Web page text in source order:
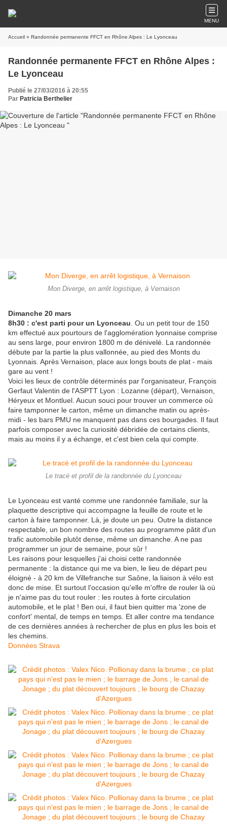
MENU
Accueil » Randonnée permanente FFCT en Rhône Alpes : Le Lyonceau
Randonnée permanente FFCT en Rhône Alpes :
Le Lyonceau
Publié le 27/03/2016 à 20:55
Par Patricia Berthelier
Mon Diverge, en arrêt logistique, à Vernaison
Dimanche 20 mars
8h30 : c'est parti pour un Lyonceau . Ou un petit tour de 150
km effectué aux pourtours de l'agglomération lyonnaise comprise
au sens large, pour environ 1800 m de dénivelé. La randonnée
débute par la partie la plus vallonnée, au pied des Monts du
Lyonnais. Après Vernaison, place aux longs bouts de plat - mais
gare au vent !
Voici les lieux de contrôle déterminés par l'organisateur, François
Gerfaut Valentin de l'ASPTT Lyon : Lozanne (départ), Vernaison,
Héryeux et Montluel. Aucun souci pour trouver un commerce où
faire tamponner le carton, même un dimanche matin ou après-
midi - les bars PMU ne manquent pas dans ces bourgades. Il faut
parfois composer avec la curiosité débridée de certains clients,
mais au moins il y a échange, et c'est bien cela qui compte.
Le tracé et profil de la randonnée du Lyonceau
Le Lyonceau est vanté comme une randonnée familiale, sur la
plaquette descriptive qui accompagne la feuille de route et le
carton à faire tamponner. Là, je doute un peu. Outre la distance
respectable, un bon nombre des routes au programme pâtit d'un
trafic automobile plutôt dense, même un dimanche. A ne pas
programmer un jour de semaine, pour sûr !
Les raisons pour lesquelles j'ai choisi cette randonnée
permanente : la distance qui me va bien, le lieu de départ peu
éloigné - à 20 km de Villefranche sur Saône, la liaison à vélo est
donc de mise. Et surtout l'occasion qu'elle m'offre de rouler là où
je n'aime pas du tout rouler : les routes à forte circulation
automobile, et le plat ! Ben oui, il faut bien quitter ma 'zone de
confort' mental, de temps en temps. Et aller contre ma tendance
de ces dernières années à rechercher de plus en plus les bois et
les chemins.
Données Strava